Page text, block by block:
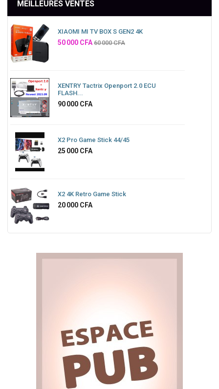
MEILLEURES VENTES
XIAOMI MI TV BOX S GEN2 4K
Prix
50 000 CFA 60 000 CFA
XENTRY Tactrix Openport 2.0 ECU
FLASH...
Prix
90 000 CFA
X2 Pro Game Stick 44/45
Prix
25 000 CFA
X2 4K Retro Game Stick
Prix
20 000 CFA